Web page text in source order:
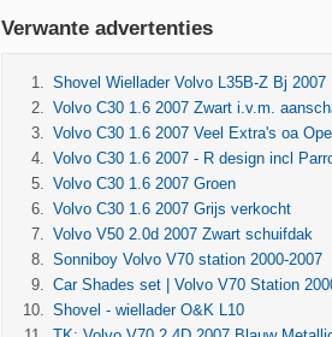
Verwante advertenties
Shovel Wiellader Volvo L35B-Z Bj 2007
Volvo C30 1.6 2007 Zwart i.v.m.
Volvo C30 1.6 2007 Veel Extra's oa
Volvo C30 1.6 2007 - R design incl
Volvo C30 1.6 2007 Groen
Volvo C30 1.6 2007 Grijs verkocht
Volvo V50 2.0d 2007 Zwart schuifdak
Sonniboy Volvo V70 station 2000-2007
Car Shades set | Volvo V70 Station
Shovel - wiellader O&K L10